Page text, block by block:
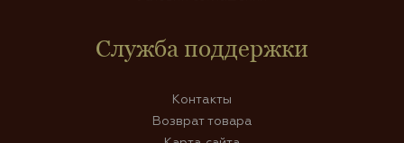
Служба поддержки
Контакты
Возврат товара